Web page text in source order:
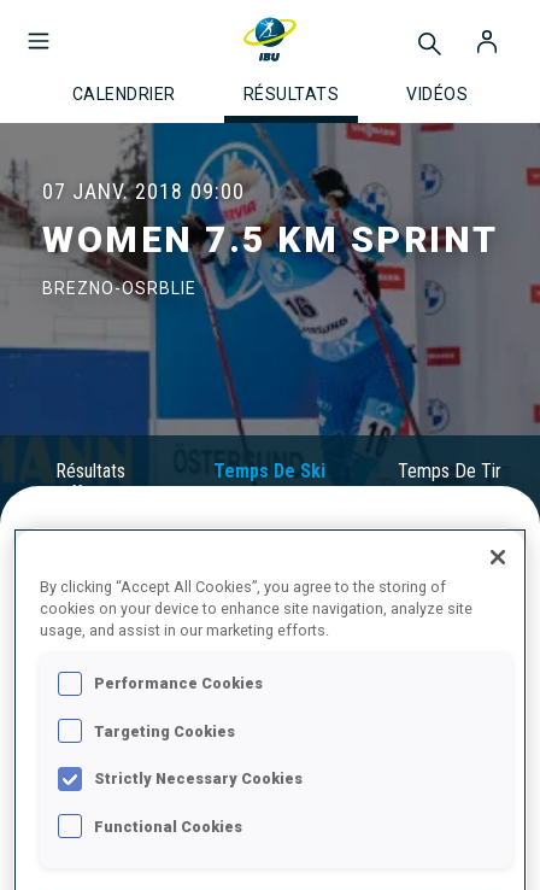
CALENDRIER RÉSULTATS VIDÉOS
07 JANV. 2018 09:00
WOMEN 7.5 KM SPRINT
BREZNO-OSRBLIE
Résultats
Officiels
Temps De Ski Temps De Tir
RÉSULTATS FINAUX – TEMPS DE SKI
0 38 S. KUELM
0 21 S. MINKKINEN
By clicking “Accept All Cookies”, you agree to the storing of
cookies on your device to enhance site navigation, analyze site
usage, and assist in our marketing efforts.
Performance Cookies
Targeting Cookies
Strictly Necessary Cookies
Functional Cookies